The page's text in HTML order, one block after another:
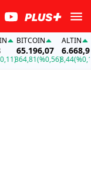
BITCOIN
65.196,07
364,81(%0,56)
ALTIN
6.668,99
8,44(%0,13)